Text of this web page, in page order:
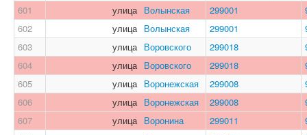
601
улица Волынская 299001
602
улица Волынская 299001
603
улица Воровского 299018
604
улица Воровского 299018
605
улица Воронежская 299008
606
улица Воронежская 299008
607
улица Воронина 299011